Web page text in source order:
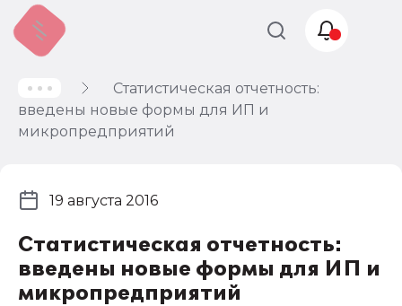
Статистическая отчетность:
введены новые формы для ИП и
микропредприятий
Статистическая отчетность:
введены новые формы для ИП и
микропредприятий
19 августа 2016
Учет и
налогообложение